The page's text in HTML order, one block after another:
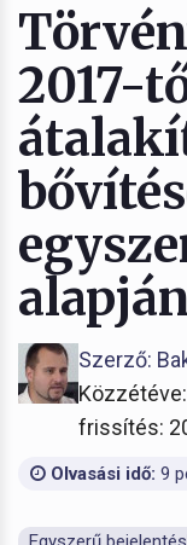
2017-
Szerző:
frissítés:
Olvasási idő: 9